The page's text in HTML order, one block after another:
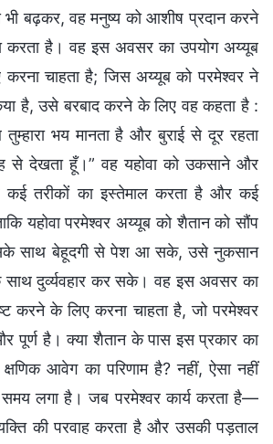
बढ़कर, वह मनुष्य को आशीष प्रदान करने
करता है। वह इस अवसर का उपयोग अय्यूब
चाहता है; जिस अय्यूब को परमेश्वर ने
है, उसे बरबाद करने के लिए वह कहता है :
भय मानता है और बुराई से दूर रहता
देखता हूँ।” वह यहोवा को उकसाने और
कई तरीकों का इस्तेमाल करता है और कई
यहोवा परमेश्वर अय्यूब को शैतान को सौंप
साथ बेहूदगी से पेश आ सके, उसे नुकसान
दुर्व्यवहार कर सके। वह इस अवसर का
करने के लिए करना चाहता है, जो परमेश्वर
पूर्ण है। क्या शैतान के पास इस प्रकार का
आवेग का परिणाम है? नहीं, ऐसा नहीं
लगा है। जब परमेश्वर कार्य करता है—
की परवाह करता है और उसकी पड़ताल